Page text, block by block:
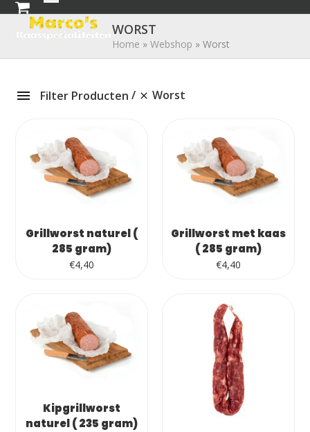
Skip
content
Open
mobile
menu
Close
mobile
menu
WORST
Home »Webshop »Worst
Filter Producten Worst
Grillworst naturel (
285 gram)
€4,40
Grillworst met kaas
( 285 gram)
€4,40
Kipgrillworst
naturel ( 235 gram)